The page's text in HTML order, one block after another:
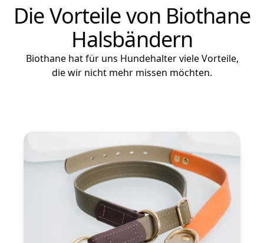
Die Vorteile von Biothane
Halsbändern
Biothane hat für uns Hundehalter viele Vorteile,
die wir nicht mehr missen möchten.